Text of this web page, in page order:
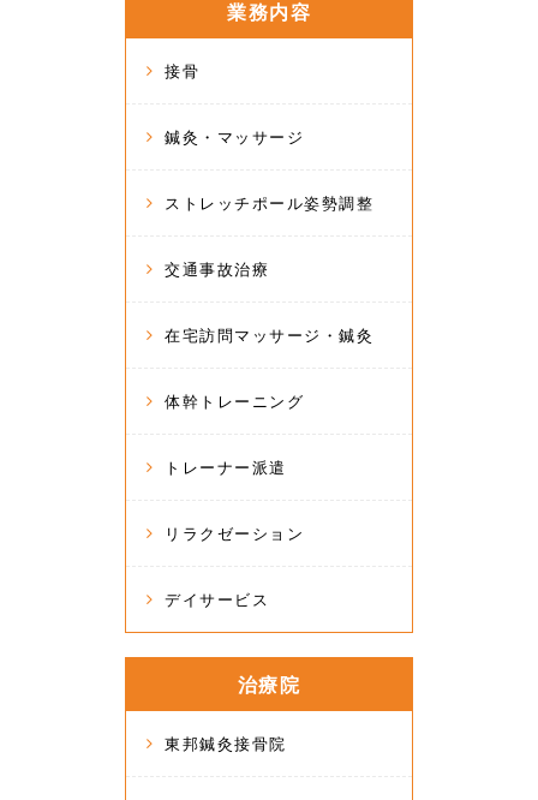
業務内容
接骨
鍼灸・マッサージ
ストレッチポール姿勢調整
交通事故治療
在宅訪問マッサージ・鍼灸
体幹トレーニング
トレーナー派遣
リラクゼーション
デイサービス
治療院
東邦鍼灸接骨院